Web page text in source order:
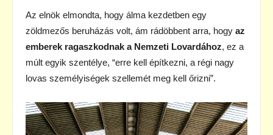
Az elnök elmondta, hogy álma kezdetben egy
zöldmezős beruházás volt, ám rádöbbent arra, hogy az
emberek ragaszkodnak a Nemzeti Lovardához, ez a
múlt egyik szentélye, “erre kell építkezni, a régi nagy
lovas személyiségek szellemét meg kell őrizni”.